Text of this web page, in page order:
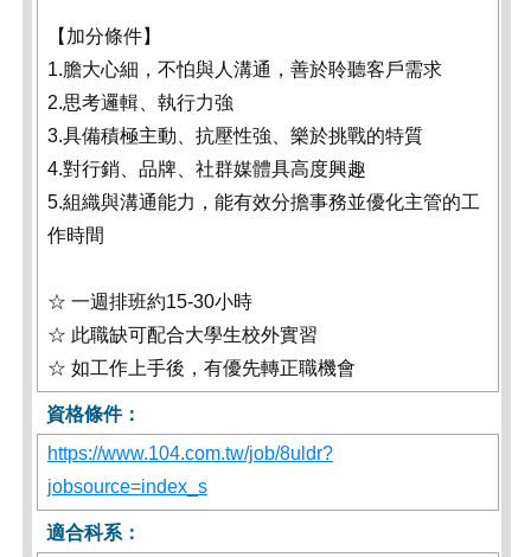
【加分條件】
1.膽大心細，不怕與人溝通，善於聆聽客戶需求
2.思考邏輯、執行力強
3.具備積極主動、抗壓性強、樂於挑戰的特質
4.對行銷、品牌、社群媒體具高度興趣
5.組織與溝通能力，能有效分擔事務並優化主管的工
作時間
☆ 一週排班約15-30小時
☆ 此職缺可配合大學生校外實習
☆ 如工作上手後，有優先轉正職機會
資格條件：
https://www.104.com.tw/job/8uldr?
jobsource=index_s
適合科系：